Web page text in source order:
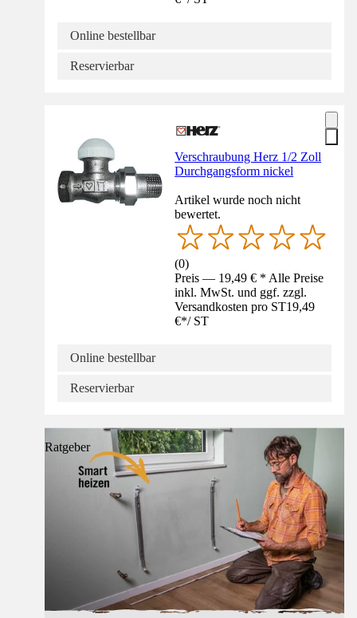
Online bestellbar
Reservierbar
Verschraubung Herz 1/2 Zoll
Durchgangsform nickel
Artikel wurde noch nicht
bewertet.
(0)
Preis — 19,49 € * Alle Preise
inkl. MwSt. und ggf. zzgl.
Versandkosten pro ST19,49
€*/ ST
Online bestellbar
Reservierbar
Ratgeber